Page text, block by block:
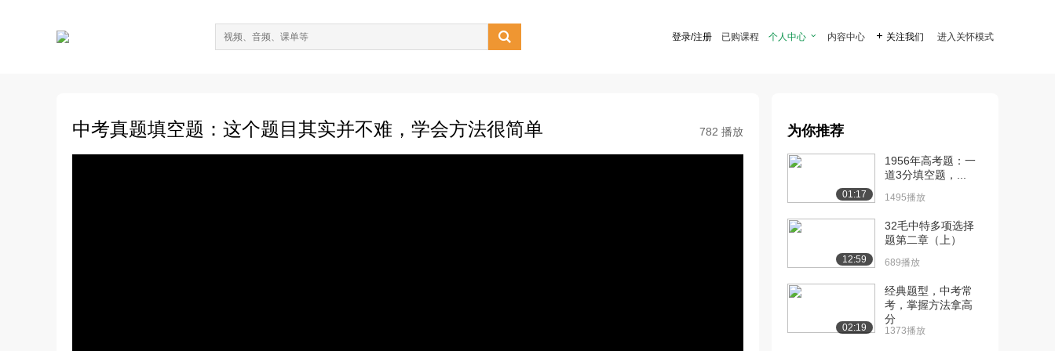
 登录/注册 已购课程 个人中心  内容中心  关注我们 进入关怀模式
中考真题填空题：这个题目其实并不难，学会方法很简单 782 播放 为你推荐
01:17
1956年高考题：一
道3分填空题，...
1495播放
12:59
32毛中特多项选择
题第二章（上）
689播放
02:19
经典题型，中考常
考，掌握方法拿高
分
1373播放